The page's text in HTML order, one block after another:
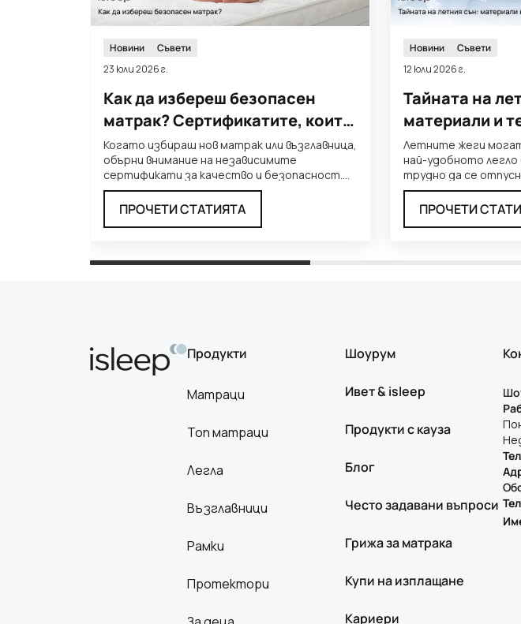
Новини
Съвети
23 юли 2026 г.
Как да избереш безопасен
матрак? Сертификатите, които
трябва да познаваш
Когато избираш нов матрак или възглавница,
обърни внимание на независимите
сертификати за качество и безопасност.
Те ти дават увереност, че...
ПРОЧЕТИ СТАТИЯТА
Новини
Съвети
12 юли 2026 г.
Тайната на
материали и
прохладни
Летните жеги
най-удобното
трудно да се
потен, въртиш се
ПРОЧЕТИ
Продукти
Матраци
Топ матраци
Легла
Възглавници
Рамки
Протектори
Шоурум
Ивет & isleep
Продукти с кауза
Блог
Често задавани въпроси
Грижа за матрака
Купи на изплащане
Кариери